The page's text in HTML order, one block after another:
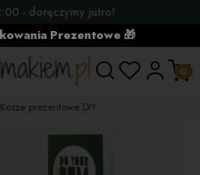
- doręczymy jutro!
Prezentowe 🎁
Kosze prezentowe DIY